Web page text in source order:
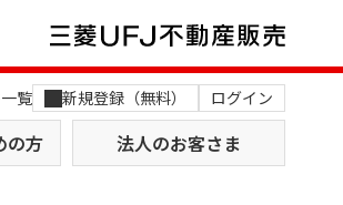
覧 新規登録（無料） ログイン
の方 法人のお客さま